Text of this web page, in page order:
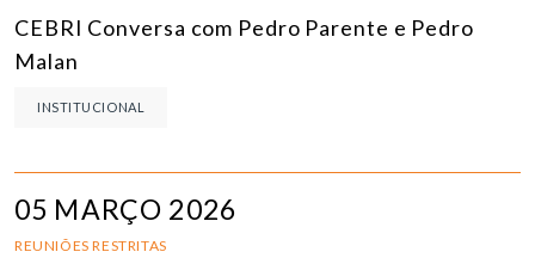
CEBRI Conversa com Pedro Parente e Pedro
Malan
INSTITUCIONAL
05 MARÇO 2026
REUNIÕES RESTRITAS